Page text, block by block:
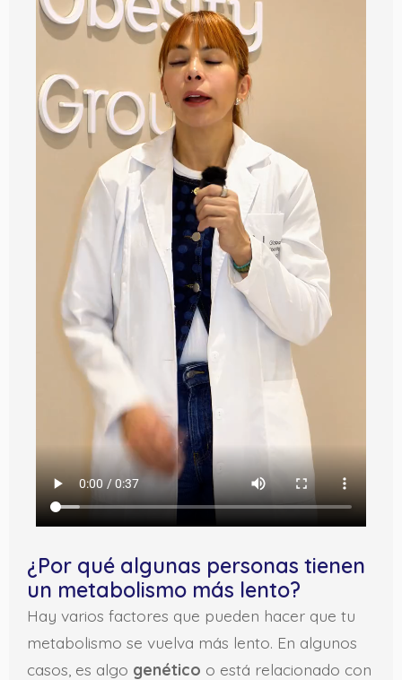
¿Por qué algunas personas tienen
un metabolismo más lento?
Hay varios factores que pueden hacer que tu
metabolismo se vuelva más lento. En algunos
casos, es algo genético o está relacionado con